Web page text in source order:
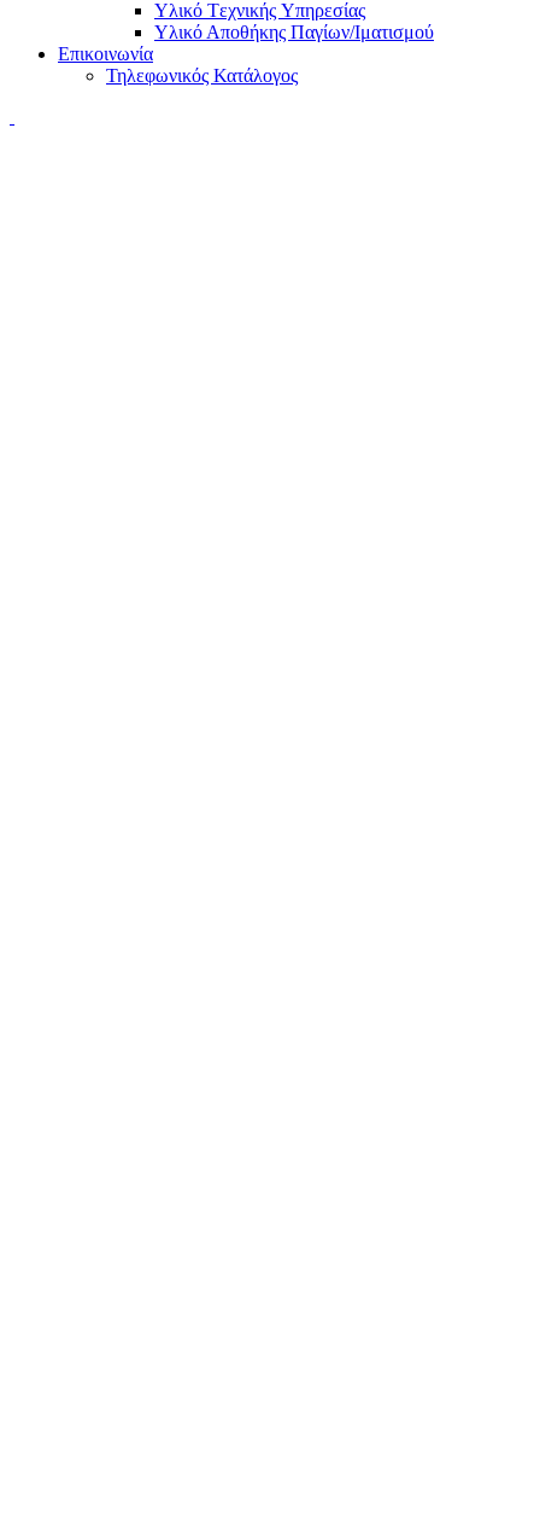
Υλικό Tεχνικής Yπηρεσίας
Υλικό Αποθήκης Παγίων/Ιματισμού
Επικοινωνία
Τηλεφωνικός Κατάλογος